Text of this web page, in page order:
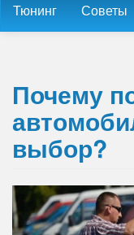
Тюнинг Советы
Почему
выбор?